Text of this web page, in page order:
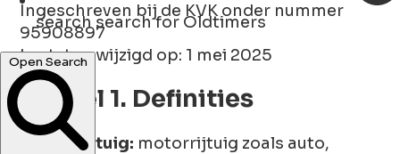
searchsearch for Oldtimers
Open Search
Ingeschreven bij de KVK onder nummer
95908897
Laatst gewijzigd op: 1 mei 2025
Artikel 1. Definities
Voertuig: motorrijtuig zoals auto,